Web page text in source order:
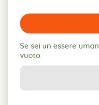
Se sei un essere
vuoto.